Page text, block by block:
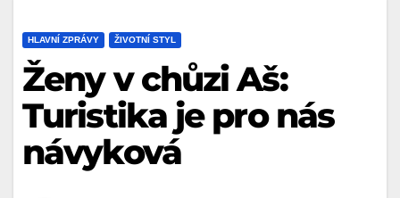
HLAVNÍ ZPRÁVY ŽIVOTNÍ STYL
Ženy v chůzi Aš:
Turistika je pro nás
návyková